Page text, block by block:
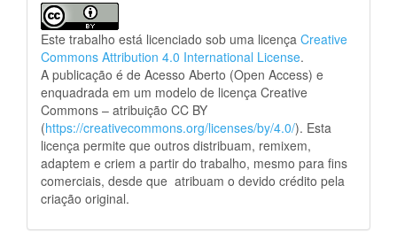
Este trabalho está licenciado sob uma licença Creative
Commons Attribution 4.0 International License.
A publicação é de Acesso Aberto (Open Access) e
enquadrada em um modelo de licença Creative
Commons – atribuição CC BY
(https://creativecommons.org/licenses/by/4.0/). Esta
licença permite que outros distribuam, remixem,
adaptem e criem a partir do trabalho, mesmo para fins
comerciais, desde que atribuam o devido crédito pela
criação original.